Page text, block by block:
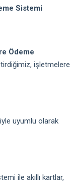
Sistemi
Ödeme
işletmelere
uyumlu olarak
ile akıllı kartlar,